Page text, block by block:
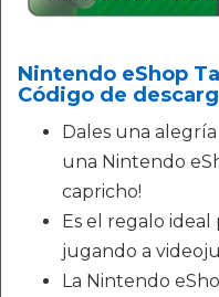
Nintendo eShop
Código de
Dales una
una Nintendo
capricho!
Es el regalo
jugando a
La Nintendo